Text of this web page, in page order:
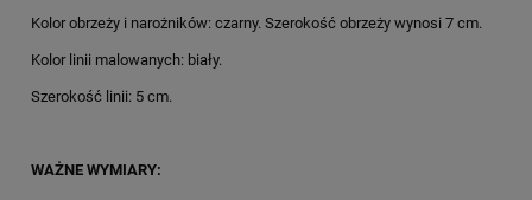
Kolor obrzeży i narożników: czarny. Szerokość obrzeży wynosi 7 cm.
Kolor linii malowanych: biały.
Szerokość linii: 5 cm.
WAŻNE WYMIARY: